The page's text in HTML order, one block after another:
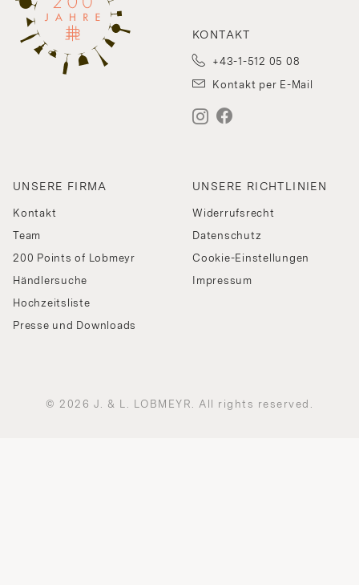
KONTAKT
+43-1-512 05 08
Kontakt per E-Mail
UNSERE FIRMA
Kontakt
Team
200 Points of Lobmeyr
Händlersuche
Hochzeitsliste
Presse und Downloads
UNSERE RICHTLINIEN
Widerrufsrecht
Datenschutz
Cookie-Einstellungen
Impressum
© 2026 J. & L. LOBMEYR. All rights reserved.